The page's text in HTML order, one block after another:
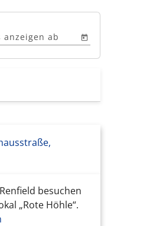
anzeigen ab
besuchen
„Rote Höhle“.